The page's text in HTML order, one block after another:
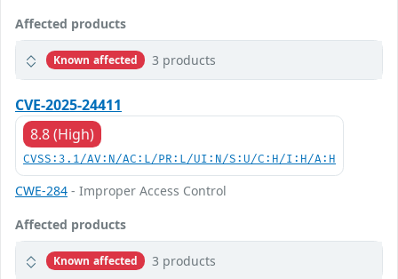
Affected products
Known affected 3 products
CVE-2025-24411
8.8 (High)
CVSS:3.1/AV:N/AC:L/PR:L/UI:N/S:U/C:H/I:H/A:H
CWE-284 - Improper Access Control
Affected products
Known affected 3 products